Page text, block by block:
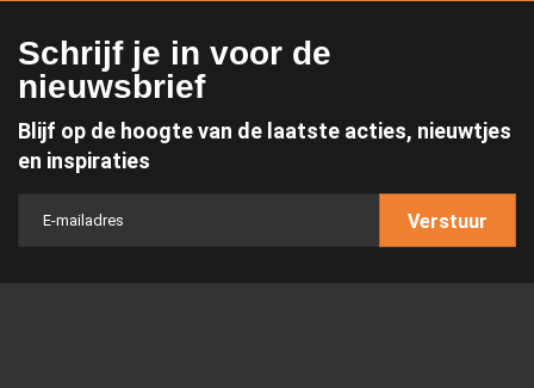
Schrijf je in voor de
nieuwsbrief
Blijf op de hoogte van de laatste acties, nieuwtjes
en inspiraties
Verstuur